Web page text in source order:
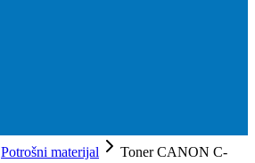
Potrošni materijal
Toner CANON C-